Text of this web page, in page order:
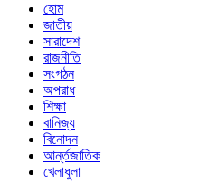
হোম
জাতীয়
সারাদেশ
রাজনীতি
সংগঠন
অপরাধ
শিক্ষা
বানিজ্য
বিনোদন
আর্ন্তজাতিক
খেলাধুলা